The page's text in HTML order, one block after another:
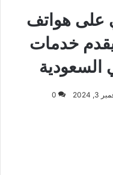
على هواتف
يقدم خدمات
السعودية
0